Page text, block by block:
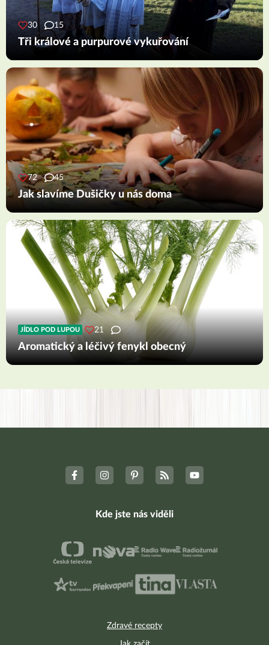
30 15
Tři králové a purpurové vykuřování
72 45
Jak slavíme Dušičky u nás doma
JÍDLO POD LUPOU 21
Aromatický a léčivý fenykl obecný
Zdravé recepty
Kde jste nás viděli